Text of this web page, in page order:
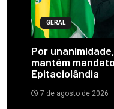
GERAL
Por
mantém
Epitaciolândia
7 de agosto de 2026